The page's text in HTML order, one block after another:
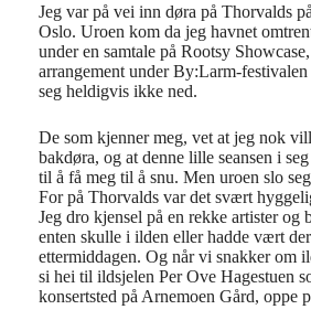
Jeg var på vei inn døra på Thorvalds
Oslo. Uroen kom da jeg havnet
under en samtale på Rootsy
arrangement under By:Larm-
seg heldigvis ikke ned.
De som kjenner meg, vet at jeg nok
bakdøra, og at denne lille seansen i
til å få meg til å snu. Men uroen slo
For på Thorvalds var det svært
Jeg dro kjensel på en rekke artister og
enten skulle i ilden eller hadde vært
ettermiddagen. Og når vi snakker om
si hei til ildsjelen Per Ove Hagestuen
konsertsted på Arnemoen Gård, oppe